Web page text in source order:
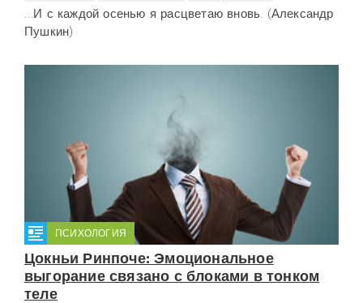
…И с каждой осенью я расцветаю вновь. (Александр
Пушкин)
ПСИХОЛОГИЯ
Цокньи Ринпоче: Эмоциональное
выгорание связано с блоками в тонком
теле